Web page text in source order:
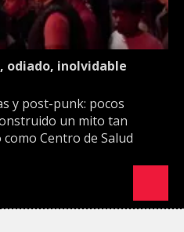
odiado, inolvidable
y post-punk: pocos
un mito tan
Centro de Salud